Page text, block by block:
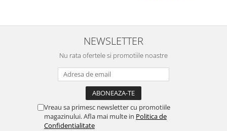
NEWSLETTER
Nu rata ofertele si promotiile noastre
Vreau sa primesc newsletter cu promotiile
magazinului. Afla mai multe in Politica de
Confidentialitate